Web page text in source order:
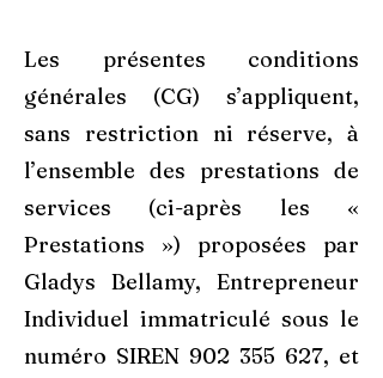
Les présentes conditions
générales (CG) s’appliquent,
sans restriction ni réserve, à
l’ensemble des prestations de
services (ci-après les «
Prestations ») proposées par
Gladys Bellamy, Entrepreneur
Individuel immatriculé sous le
numéro SIREN 902 355 627, et